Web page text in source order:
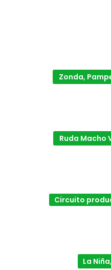
Zonda,
Ruda Macho
Circuito
La